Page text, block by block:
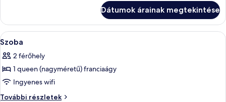
részletei
Dátumok árainak megtekintése
A
következő
szoba
összes
képének
megtekintése:
Prémium ágynemű, kényelmi
1
Szoba
2 férőhely
1 queen (nagyméretű) franciaágy
Ingyenes wifi
További részletek
Szoba